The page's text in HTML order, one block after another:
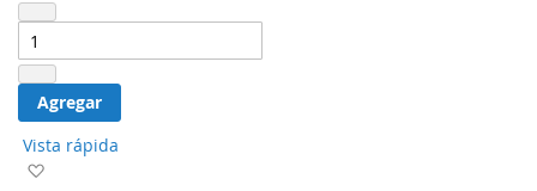
Agregar
Vista rápida